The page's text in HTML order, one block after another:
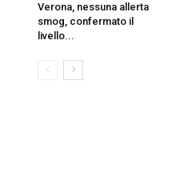
Verona, nessuna allerta
smog, confermato il
livello...